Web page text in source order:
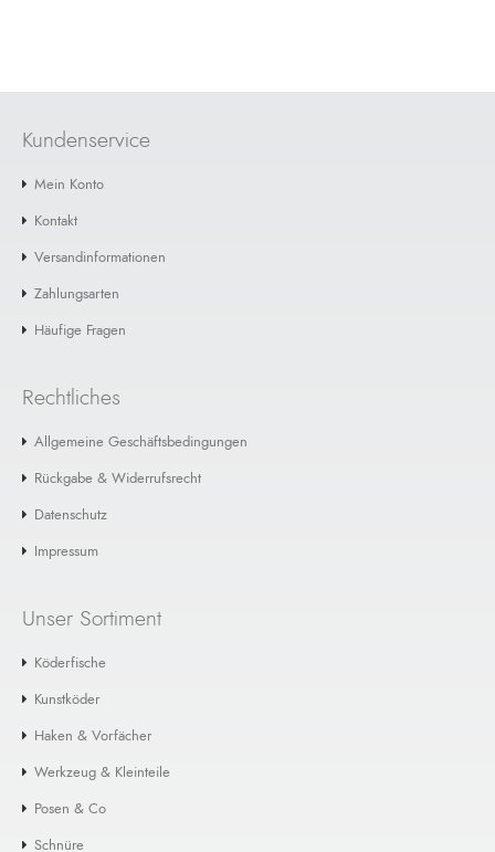
€ 103,95 € 89,99
Vergleich zum Einzelkauf um knapp 60 Euro
SALE
Raubfischen – mit unserem Set aus drei Grandma-
Kundenservice
Mein Konto
Kontakt
Versandinformationen
Zahlungsarten
Häufige Fragen
Rechtliches
Allgemeine Geschäftsbedingungen
Rückgabe & Widerrufsrecht
Datenschutz
Impressum
Unser Sortiment
Köderfische
Kunstköder
Haken & Vorfächer
Werkzeug & Kleinteile
Posen & Co
Schnüre